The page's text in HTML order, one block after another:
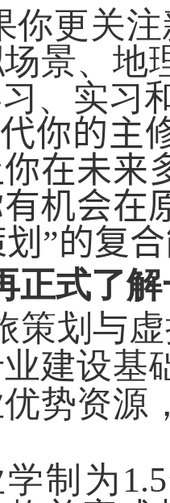
你更关
景、地
、实习
你的主
在未来
机会在
”的复
正式了
策划与
建设基
势资源
制为 1.5